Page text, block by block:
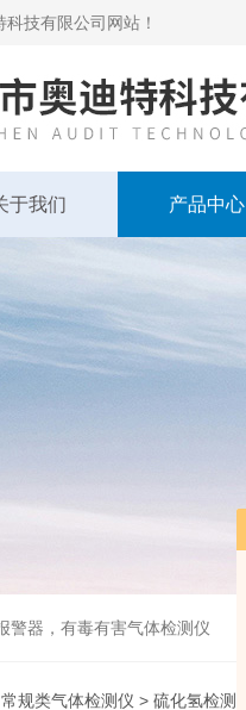
技有限公司网站！
于我们 产品中心
警器，有毒有害气体检测仪
常规类气体检测仪 > 硫化氢检测仪